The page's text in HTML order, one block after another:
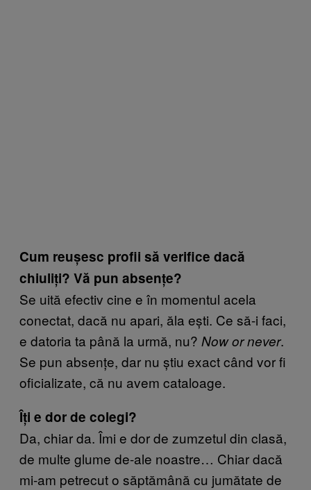
Cum reușesc profii să verifice dacă
chiuliți? Vă pun absențe?
Se uită efectiv cine e în momentul acela
conectat, dacă nu apari, ăla ești. Ce să-i faci,
e datoria ta până la urmă, nu? Now or never.
Se pun absențe, dar nu știu exact când vor fi
oficializate, că nu avem cataloage.
Îți e dor de colegi?
Da, chiar da. Îmi e dor de zumzetul din clasă,
de multe glume de-ale noastre… Chiar dacă
mi-am petrecut o săptămână cu jumătate de